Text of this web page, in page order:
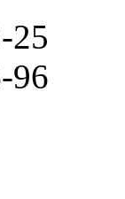
25
96